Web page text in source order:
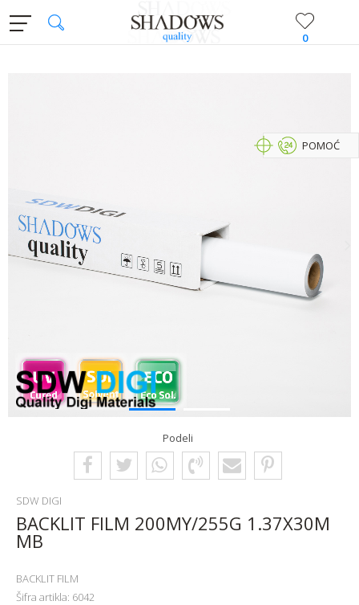
0
1
Podeli
SDW DIGI
BACKLIT FILM 200MY/255G 1.37X30M
MB
BACKLIT FILM
Šifra artikla: 6042
POMOĆ